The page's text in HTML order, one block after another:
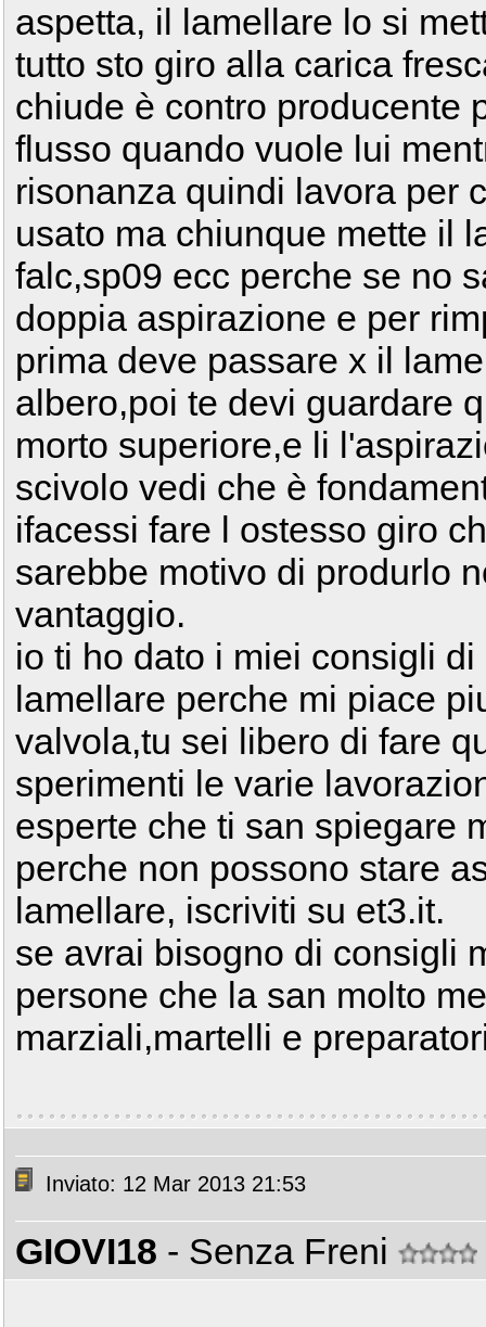
aspetta, il lamellare lo si
tutto sto giro alla carica
chiude è contro producente
flusso quando vuole lui
risonanza quindi lavora per
usato ma chiunque mette il
falc,sp09 ecc perche se no
doppia aspirazione e per
prima deve passare x il
albero,poi te devi guardare
morto superiore,e li
scivolo vedi che è
ifacessi fare l ostesso giro
sarebbe motivo di produrlo
vantaggio.
io ti ho dato i miei consigli
lamellare perche mi piace
valvola,tu sei libero di fare
sperimenti le varie
esperte che ti san spiegare
perche non possono stare
lamellare, iscriviti su et3.it.
se avrai bisogno di consigli
persone che la san molto
marziali,martelli e
Inviato: 12 Mar 2013 21:53
GIOVI18 - Senza Freni